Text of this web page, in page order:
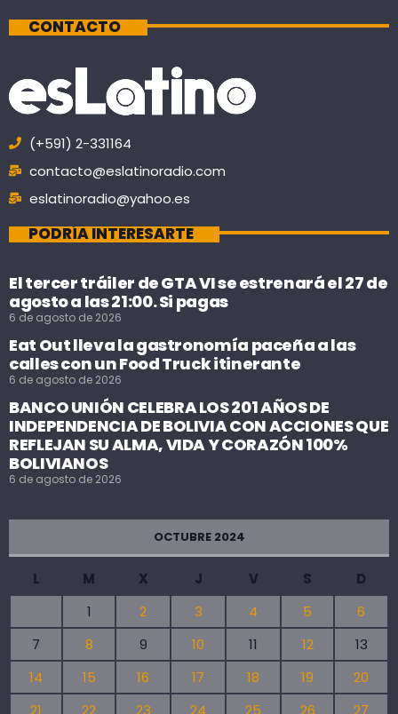
CONTACTO
(+591) 2-331164
contacto@eslatinoradio.com
eslatinoradio@yahoo.es
PODRÍA INTERESARTE
El tercer tráiler de GTA VI se estrenará el 27 de
agosto a las 21:00. Si pagas
6 de agosto de 2026
Eat Out lleva la gastronomía paceña a las
calles con un Food Truck itinerante
6 de agosto de 2026
BANCO UNIÓN CELEBRA LOS 201 AÑOS DE
INDEPENDENCIA DE BOLIVIA CON ACCIONES QUE
REFLEJAN SU ALMA, VIDA Y CORAZÓN 100%
BOLIVIANOS
6 de agosto de 2026
OCTUBRE 2024
L M X J V S
D
1
2 3 4 5
6
7
8 9 10 11 12
13
14
15 16 17 18 19
20
21
22 23 24 25 26 27